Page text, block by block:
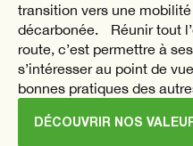
transition vers une
décarbonée. Réunir tout
route, c’est permettre à
s’intéresser au point de
bonnes pratiques des
DÉCOUVRIR NOS